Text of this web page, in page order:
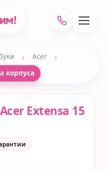
› Acer ›
корпуса
Acer Extensa 15